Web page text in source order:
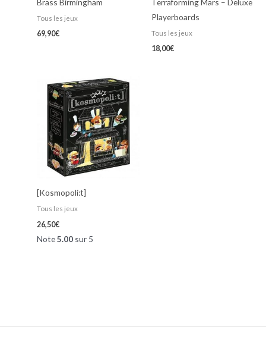
Tous les jeux
69,90€
Playerboards
Tous les jeux
18,00€
[Kosmopoli:t]
Tous les jeux
26,50€
Note5.00 sur 5